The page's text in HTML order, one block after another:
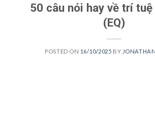
50 câu nói hay về trí
(EQ)
POSTED ON 16/10/2025 BY